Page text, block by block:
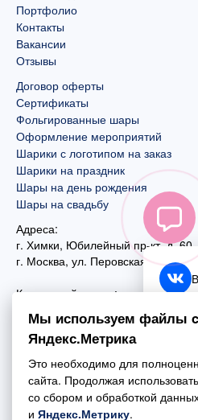
Портфолио
Контакты
Вакансии
Отзывы
Договор оферты
Сертификаты
Фольгированные шары
Оформление мероприятий
Шарики с логотипом на заказ
Шарики на праздник
Шары на день рождения
Шары на свадьбу
Адреса:
г. Химки, Юбилейный пр-кт, д. 60
г. Москва, ул. Перовская, д. 59
Контактный номер:
+7 (495) 970-44-75
Почта:
mail@esta-fiesta.ru
Режим работы интернет-
Мы используем файлы
Яндекс.Метрика
Это необходимо для
сайта. Продолжая
со сбором и обработкой
и Яндекс.Метрику.